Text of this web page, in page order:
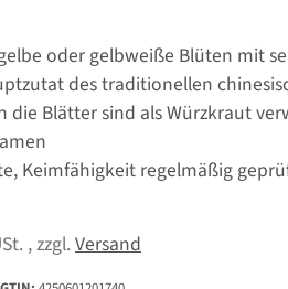
oder gelbweiße Blüten mit
des traditionellen
die Blätter sind als Würzkraut
Keimfähigkeit regelmäßig
, zzgl. Versand